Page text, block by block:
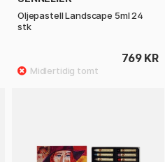
Oljepastell Landscape 5ml 24
stk
769 KR